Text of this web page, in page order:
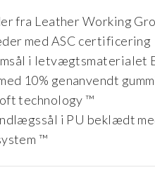
fra Leather Working
med ASC certificering
i letvægtsmaterialet
10% genanvendt
technology ™
i PU beklædt
™